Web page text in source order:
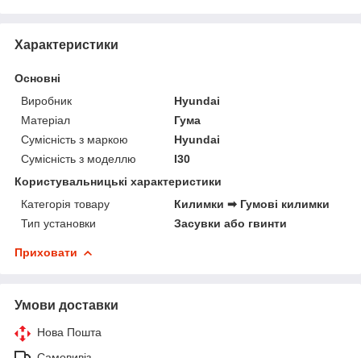
Характеристики
Основні
Виробник
Hyundai
Матеріал
Гума
Сумісність з маркою
Hyundai
Сумісність з моделлю
I30
Користувальницькі характеристики
Категорія товару
Килимки ➡ Гумові килимки
Тип установки
Засувки або гвинти
Приховати
Умови доставки
Нова Пошта